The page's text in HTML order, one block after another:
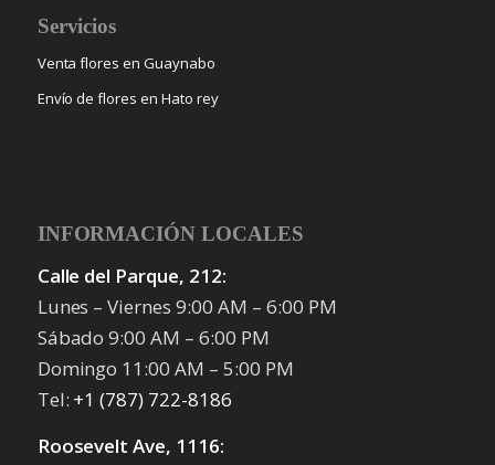
Servicios
Venta flores en Guaynabo
Envío de flores en Hato rey
INFORMACIÓN LOCALES
Calle del Parque, 212:
Lunes – Viernes 9:00 AM – 6:00 PM
Sábado 9:00 AM – 6:00 PM
Domingo 11:00 AM – 5:00 PM
Tel: +1 (787) 722-8186
Roosevelt Ave, 1116: